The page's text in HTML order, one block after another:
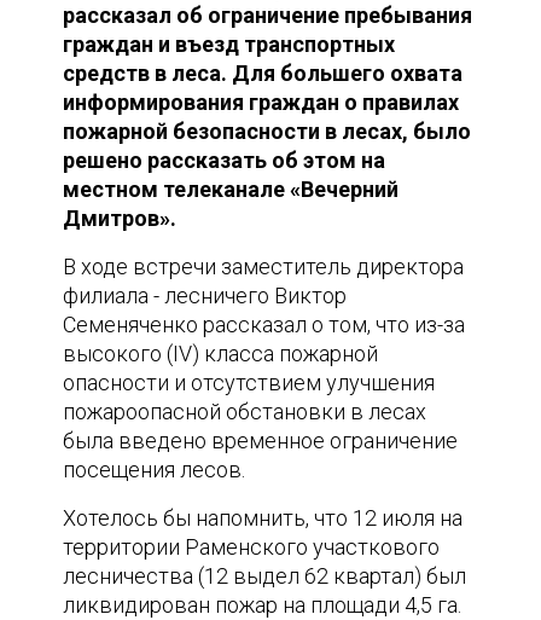
рассказал об ограничение пребывания
граждан и въезд транспортных
средств в леса. Для большего охвата
информирования граждан о правилах
пожарной безопасности в лесах, было
решено рассказать об этом на
местном телеканале «Вечерний
Дмитров».
В ходе встречи заместитель директора
филиала - лесничего Виктор
Семеняченко рассказал о том, что из-за
высокого (IV) класса пожарной
опасности и отсутствием улучшения
пожароопасной обстановки в лесах
была введено временное ограничение
посещения лесов.
Хотелось бы напомнить, что 12 июля на
территории Раменского участкового
лесничества (12 выдел 62 квартал) был
ликвидирован пожар на площади 4,5 га.